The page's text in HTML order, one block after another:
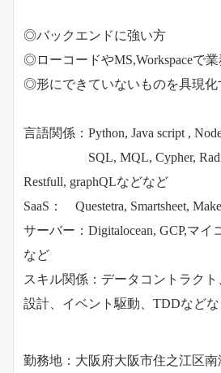
◎バックエンドに強い方
◎ローコードやMS,Workspaceで
◎形にできていないものを具現化
言語関係：Python, Java script ,
SQL, MQL, Cypher, Radis,
Restfull, graphQLなどなど
SaaS： Questetra, Smartsheet,
サーバー：Digitalocean, GCP,マ
など
スキル関係：データコントラク
設計、イベント駆動、TDDなど
勤務地：大阪府大阪市住之江区